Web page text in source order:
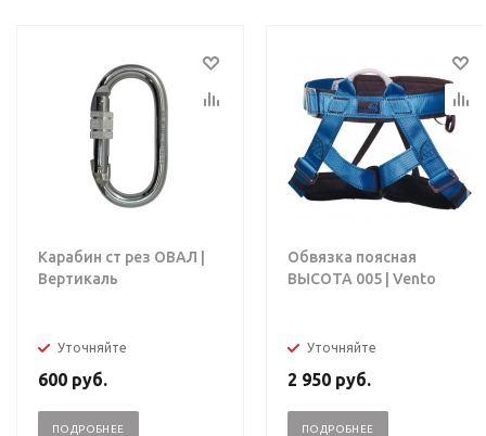
Карабин ст рез ОВАЛ |
Вертикаль
Уточняйте
600 руб.
ПОДРОБНЕЕ
Обвязка поясная
ВЫСОТА 005 | Vento
Уточняйте
2 950 руб.
ПОДРОБНЕЕ